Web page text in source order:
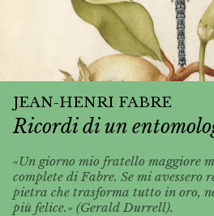
JEAN-HENRI FABRE
Ricordi di un
«Un giorno mio fratello maggiore
complete di Fabre. Se mi avessero
pietra che trasforma tutto in oro,
più felice.» (Gerald Durrell).